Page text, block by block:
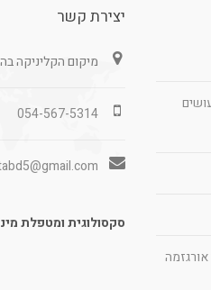
יצירת קשר
מיקום הקליניקה
054-567-5314
סקסולוגית ומטפלת
אורגזמה